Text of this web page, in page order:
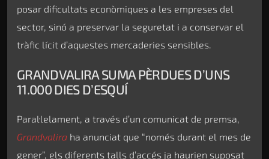
posar dificultats econòmiques a les empreses del
sector, sinó a preservar la seguretat i a conservar el
tràfic lícit d’aquestes mercaderies sensibles.
GRANDVALIRA SUMA PÈRDUES D’UNS
11.000 DIES D’ESQUÍ
Paral·lelament, a través d’un comunicat de premsa,
Grandvalira ha anunciat que “només durant el mes de
gener”, els diferents talls d’accés ja haurien suposat